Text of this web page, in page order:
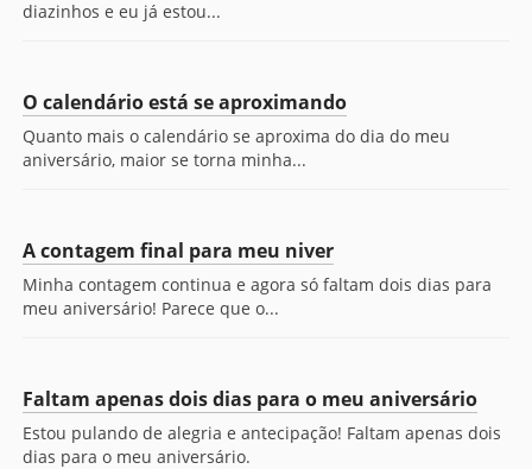
diazinhos e eu já estou...
O calendário está se aproximando
Quanto mais o calendário se aproxima do dia do meu
aniversário, maior se torna minha...
A contagem final para meu niver
Minha contagem continua e agora só faltam dois dias para
meu aniversário! Parece que o...
Faltam apenas dois dias para o meu aniversário
Estou pulando de alegria e antecipação! Faltam apenas dois
dias para o meu aniversário.